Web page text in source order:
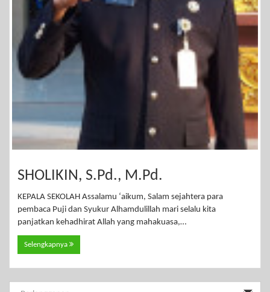
SHOLIKIN, S.Pd., M.Pd.
KEPALA SEKOLAH Assalamu ‘aikum, Salam sejahtera para
pembaca Puji dan Syukur Alhamdulillah mari selalu kita
panjatkan kehadhirat Allah yang mahakuasa,…
Selengkapnya